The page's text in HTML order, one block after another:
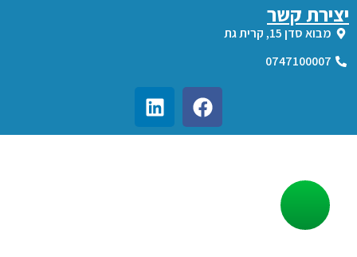
יצירת קשר
מבוא סדן 15, קרית גת
0747100007